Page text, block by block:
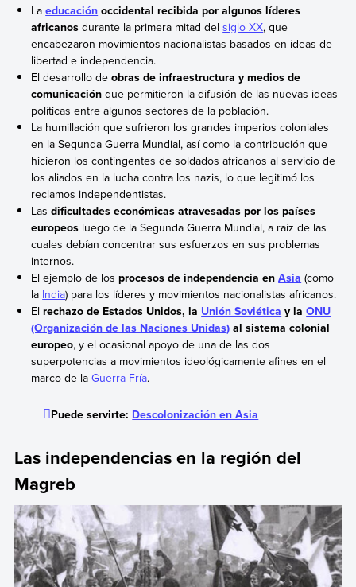
Laeducación occidental recibida por algunos líderes
africanos durante la primera mitad delsiglo XX, que
encabezaron movimientos nacionalistas basados en ideas de
libertad e independencia.
El desarrollo deobras de infraestructura y medios de
comunicación que permitieron la difusión de las nuevas ideas
políticas entre algunos sectores de la población.
La humillación que sufrieron los grandes imperios coloniales
en la Segunda Guerra Mundial, así como la contribución que
hicieron los contingentes de soldados africanos al servicio de
los aliados en la lucha contra los nazis, lo que legitimó los
reclamos independentistas.
Lasdificultades económicas atravesadas por los países
europeos luego de la Segunda Guerra Mundial, a raíz de las
cuales debían concentrar sus esfuerzos en sus problemas
internos.
El ejemplo de los procesos de independencia enAsia (como
la India) para los líderes y movimientos nacionalistas africanos.
Elrechazo de Estados Unidos, la Unión Soviética y laONU
(Organización de las Naciones Unidas) al sistema colonial
europeo, y el ocasional apoyo de una de las dos
superpotencias a movimientos ideológicamente afines en el
marco de laGuerra Fría.
Puede servirte: Descolonización en Asia
Las independencias en la región del
Magreb